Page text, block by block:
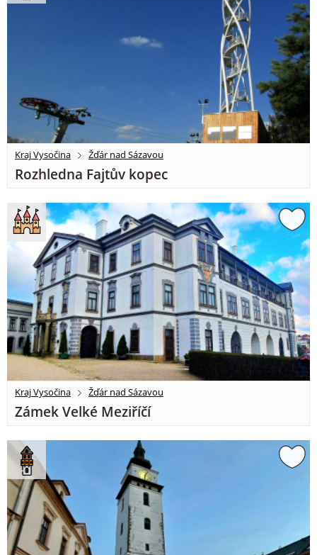
Kraj Vysočina Žďár nad Sázavou
Rozhledna Fajtův kopec
Kraj Vysočina Žďár nad Sázavou
Zámek Velké Meziříčí